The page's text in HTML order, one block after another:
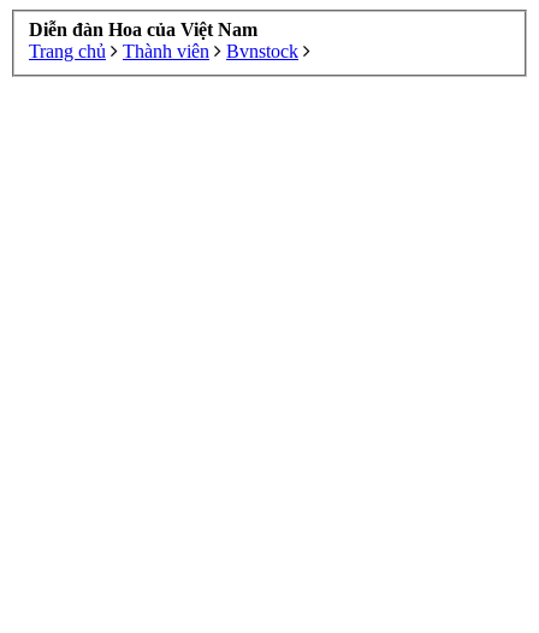
Diễn đàn Hoa của Việt Nam
Trang chủ
Thành viên Bvnstock